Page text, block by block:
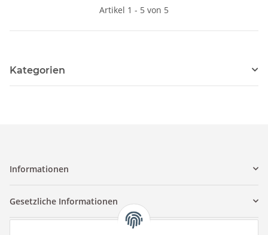
Artikel 1 - 5 von 5
Kategorien
Informationen
Gesetzliche Informationen